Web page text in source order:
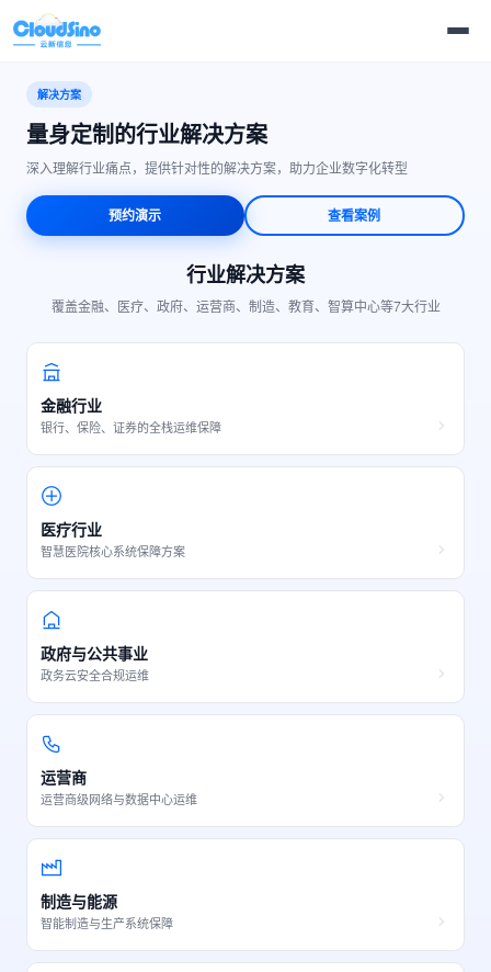
解决方案
量身定制的行业解决方案
深入理解行业痛点，提供针对性的解决方案，助力企业数字化转型
预约演示 查看案例
行业解决方案
覆盖金融、医疗、政府、运营商、制造、教育、智算中心等7大行业
金融行业
银行、保险、证券的全栈运维保障
医疗行业
智慧医院核心系统保障方案
政府与公共事业
政务云安全合规运维
运营商
运营商级网络与数据中心运维
制造与能源
智能制造与生产系统保障